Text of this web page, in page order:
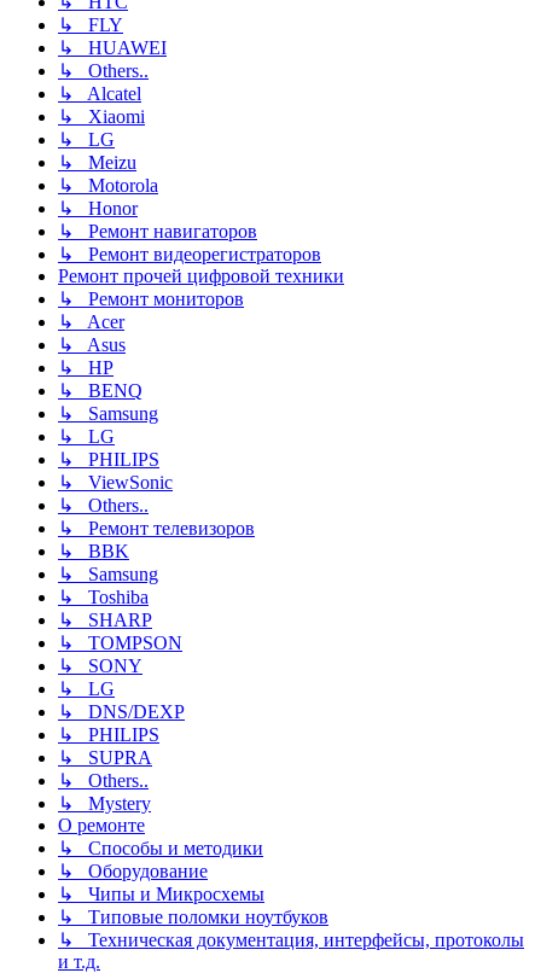
↳ FLY
↳ HUAWEI
↳ Others..
↳ Alcatel
↳ Xiaomi
↳ LG
↳ Meizu
↳ Motorola
↳ Honor
↳ Ремонт навигаторов
↳ Ремонт видеорегистраторов
Ремонт прочей цифровой техники
↳ Ремонт мониторов
↳ Acer
↳ Asus
↳ HP
↳ BENQ
↳ Samsung
↳ LG
↳ PHILIPS
↳ ViewSonic
↳ Others..
↳ Ремонт телевизоров
↳ BBK
↳ Samsung
↳ Toshiba
↳ SHARP
↳ TOMPSON
↳ SONY
↳ LG
↳ DNS/DEXP
↳ PHILIPS
↳ SUPRA
↳ Others..
↳ Mystery
О ремонте
↳ Способы и методики
↳ Оборудование
↳ Чипы и Микросхемы
↳ Типовые поломки ноутбуков
↳ Техническая документация, интерфейсы, протоколы
и т.д.